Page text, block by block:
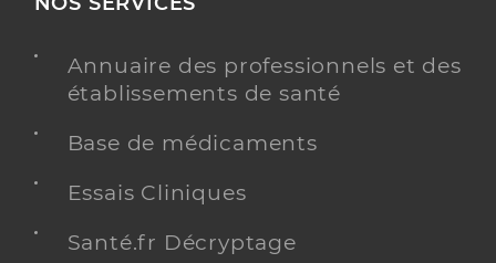
Annuaire des professionnels et des
établissements de santé
Base de médicaments
Essais Cliniques
Santé.fr Décryptage